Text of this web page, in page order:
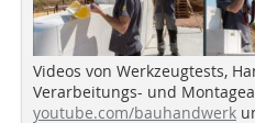
Videos von Werkzeugtests,
Verarbeitungs- und
youtube.com/bauhandwerk